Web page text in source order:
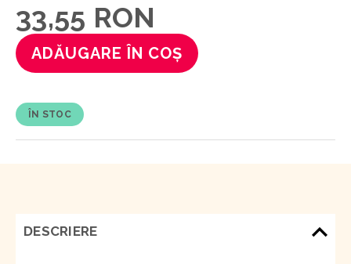
33,55 RON
ADĂUGARE ÎN COȘ
ÎN STOC
DESCRIERE